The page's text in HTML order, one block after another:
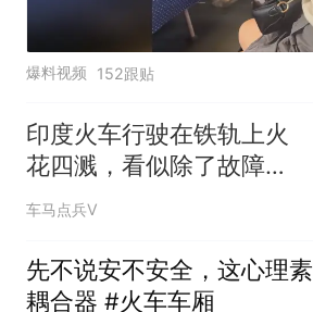
爆料视频 152跟贴
印度火车行驶在铁轨上火
花四溅，看似除了故障实
际却是打磨铁轨
车马点兵V
先不说安不安全，这心理
耦合器 #火车车厢